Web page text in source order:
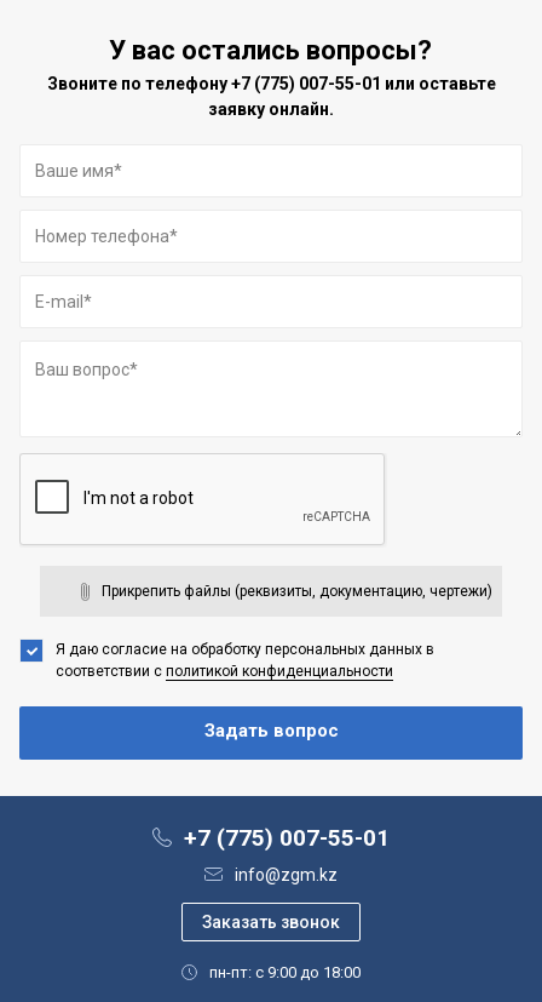
У вас остались вопросы?
Звоните по телефону+7 (775) 007-55-01 или оставьте
заявку онлайн.
Прикрепить файлы (реквизиты, документацию, чертежи)
Я даю согласие на обработку персональных данных в
соответствии с политикой конфиденциальности
+7 (775) 007-55-01
info@zgm.kz
пн-пт: с 9:00 до 18:00